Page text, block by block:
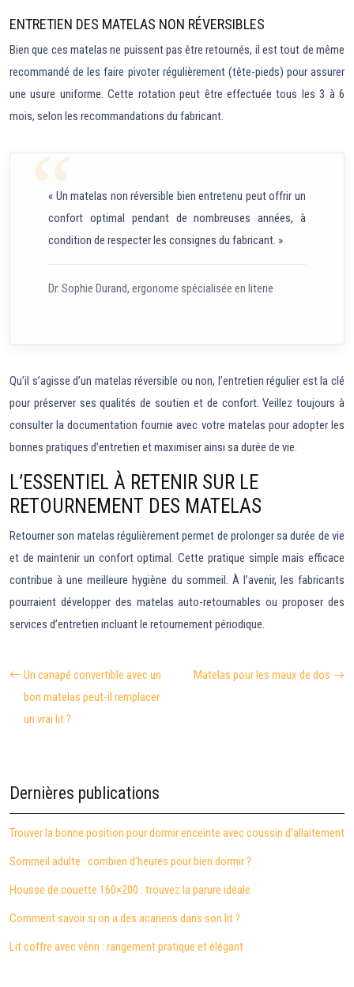
ENTRETIEN DES MATELAS NON RÉVERSIBLES
Bien que ces matelas ne puissent pas être retournés, il est tout de même
recommandé de les faire pivoter régulièrement (tête-pieds) pour assurer
une usure uniforme. Cette rotation peut être effectuée tous les 3 à 6
mois, selon les recommandations du fabricant.
« Un matelas non réversible bien entretenu peut offrir un
confort optimal pendant de nombreuses années, à
condition de respecter les consignes du fabricant. »
Dr. Sophie Durand, ergonome spécialisée en literie
Qu’il s’agisse d’un matelas réversible ou non, l’entretien régulier est la clé
pour préserver ses qualités de soutien et de confort. Veillez toujours à
consulter la documentation fournie avec votre matelas pour adopter les
bonnes pratiques d’entretien et maximiser ainsi sa durée de vie.
L’ESSENTIEL À RETENIR SUR LE
RETOURNEMENT DES MATELAS
Retourner son matelas régulièrement permet de prolonger sa durée de vie
et de maintenir un confort optimal. Cette pratique simple mais efficace
contribue à une meilleure hygiène du sommeil. À l’avenir, les fabricants
pourraient développer des matelas auto-retournables ou proposer des
services d’entretien incluant le retournement périodique.
Un canapé convertible avec un
bon matelas peut-il remplacer
un vrai lit ?
Matelas pour les maux de dos
Dernières publications
Trouver la bonne position pour dormir enceinte avec coussin d’allaitement
Sommeil adulte : combien d’heures pour bien dormir ?
Housse de couette 160×200 : trouvez la parure idéale
Comment savoir si on a des acariens dans son lit ?
Lit coffre avec vérin : rangement pratique et élégant